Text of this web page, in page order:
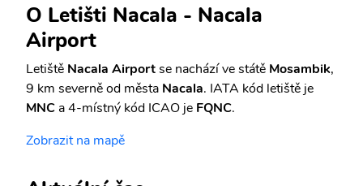
O Letišti Nacala - Nacala
Airport
Letiště Nacala Airportse nachází ve státě Mosambik,
9 km severně od města Nacala. IATA kód letiště je
MNC a 4-místný kód ICAO je FQNC.
Zobrazit na mapě